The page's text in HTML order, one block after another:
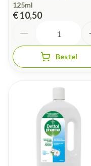
125ml
€ 10,50
Bestel